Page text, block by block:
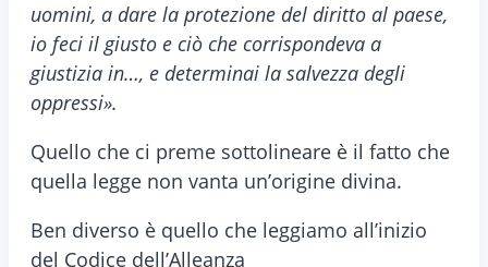
uomini, a dare la protezione del diritto al paese,
io feci il giusto e ciò che corrispondeva a
giustizia in…, e determinai la salvezza degli
oppressi».
Quello che ci preme sottolineare è il fatto che
quella legge non vanta un’origine divina.
Ben diverso è quello che leggiamo all’inizio
del Codice dell’Alleanza